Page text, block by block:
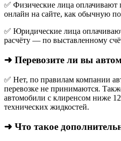
✅ Физические лица оплачивают
онлайн на сайте, как обычную
✅ Юридические лица
расчёту — по выставленному
➜ Перевозите ли вы
✅ Нет, по правилам компании
перевозке не принимаются.
автомобили с клиренсом ниже
технических жидкостей.
➜ Что такое